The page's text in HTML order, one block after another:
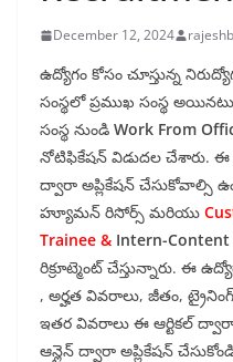
December 12, 2024
ఉద్యోగం కోసం చూస్తున్న
సంస్థలో ప్రముఖ సంస్థ
సంస్థ నుండి Work From
నోటిఫికేషన్ విడుదల చేశారు.
ద్వారా అప్లికేషన్ చేసుకోవాల్సి
హ్యూమన్ రిసోర్స్ మరియు
Trainee & Intern-
రిక్రూట్మెంట్ చేస్తున్నారు. ఈ
, అర్హత వివరాలు, జీతం,
ఇతర వివరాలు ఈ ఆర్టికల్
ఆన్లైన్ ద్వారా అప్లికేషన్